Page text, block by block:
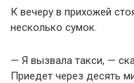
К вечеру в прихожей
несколько сумок.
— Я вызвала такси, —
Приедет через десять